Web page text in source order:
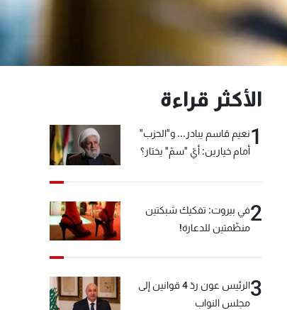
الأكثر قراءة
1نعيم قاسم يبادر... و"الحزب"
أمام خيارين: أيّ "سمّ" يختار؟
2في بيروت: تفكيك شبكتين
منظّمتين للدعارة!
3
الرئيس عون ردّ 4 قوانين إلى
مجلس النواب